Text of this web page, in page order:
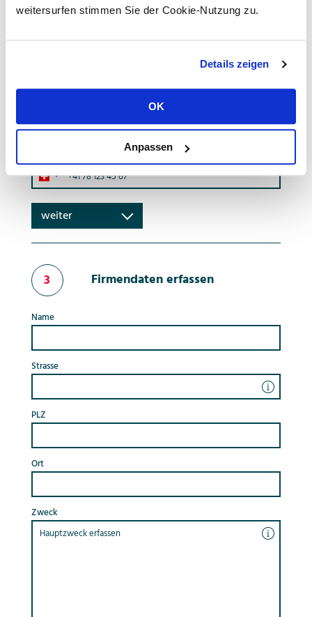
weitersurfen stimmen Sie der Cookie-Nutzung zu.
Details zeigen
OK
Anpassen
PLZ
weiter
3 Firmendaten erfassen
Name
Strasse
PLZ
Ort
Zweck